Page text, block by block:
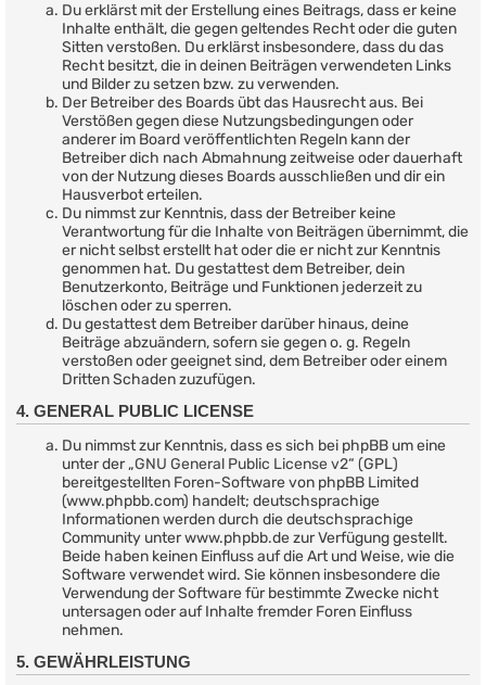
Du erklärst mit der Erstellung eines Beitrags, dass er keine
Inhalte enthält, die gegen geltendes Recht oder die guten
Sitten verstoßen. Du erklärst insbesondere, dass du das
Recht besitzt, die in deinen Beiträgen verwendeten Links
und Bilder zu setzen bzw. zu verwenden.
Der Betreiber des Boards übt das Hausrecht aus. Bei
Verstößen gegen diese Nutzungsbedingungen oder
anderer im Board veröffentlichten Regeln kann der
Betreiber dich nach Abmahnung zeitweise oder dauerhaft
von der Nutzung dieses Boards ausschließen und dir ein
Hausverbot erteilen.
Du nimmst zur Kenntnis, dass der Betreiber keine
Verantwortung für die Inhalte von Beiträgen übernimmt, die
er nicht selbst erstellt hat oder die er nicht zur Kenntnis
genommen hat. Du gestattest dem Betreiber, dein
Benutzerkonto, Beiträge und Funktionen jederzeit zu
löschen oder zu sperren.
Du gestattest dem Betreiber darüber hinaus, deine
Beiträge abzuändern, sofern sie gegen o. g. Regeln
verstoßen oder geeignet sind, dem Betreiber oder einem
Dritten Schaden zuzufügen.
4. GENERAL PUBLIC LICENSE
Du nimmst zur Kenntnis, dass es sich bei phpBB um eine
unter der „GNU General Public License v2“ (GPL)
bereitgestellten Foren-Software von phpBB Limited
(www.phpbb.com) handelt; deutschsprachige
Informationen werden durch die deutschsprachige
Community unter www.phpbb.de zur Verfügung gestellt.
Beide haben keinen Einfluss auf die Art und Weise, wie die
Software verwendet wird. Sie können insbesondere die
Verwendung der Software für bestimmte Zwecke nicht
untersagen oder auf Inhalte fremder Foren Einfluss
nehmen.
5. GEWÄHRLEISTUNG